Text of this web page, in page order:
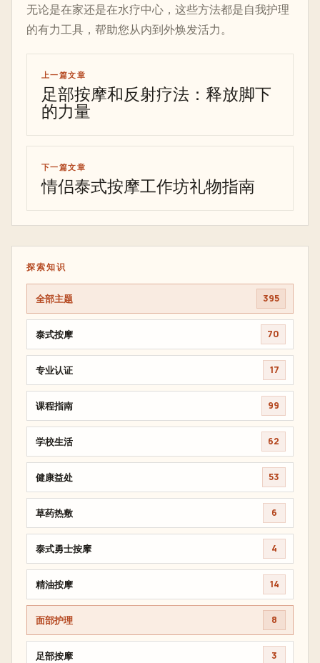
无论是在家还是在水疗中心，这些方法都是自我护理
的有力工具，帮助您从内到外焕发活力。
上一篇文章
足部按摩和反射疗法：释放脚下
的力量
下一篇文章
情侣泰式按摩工作坊礼物指南
探索知识
全部主题 395
泰式按摩 70
专业认证 17
课程指南 99
学校生活 62
健康益处 53
草药热敷 6
泰式勇士按摩 4
精油按摩 14
面部护理 8
足部按摩 3